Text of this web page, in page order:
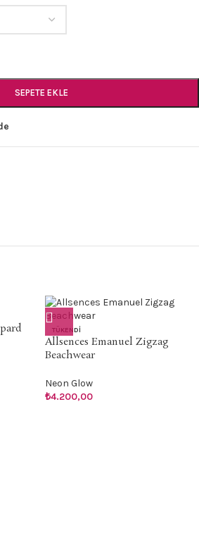
SEPETE EKLE
TÜKENDI
Allsences Emanuel Zigzag
Beachwear
Neon Glow
₺4.200,00